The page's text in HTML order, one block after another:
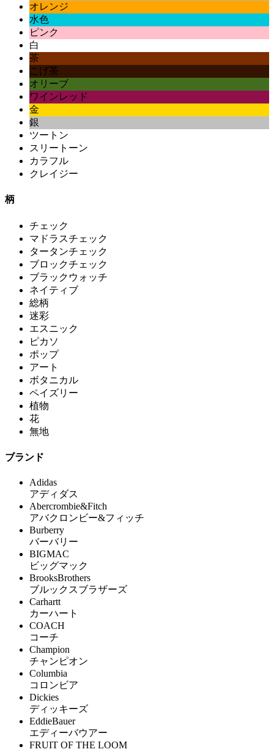
オレンジ
水色
ピンク
白
茶
こげ茶
オリーブ
ワインレッド
金
銀
ツートン
スリートーン
カラフル
クレイジー
柄
チェック
マドラスチェック
タータンチェック
ブロックチェック
ブラックウォッチ
ネイティブ
総柄
迷彩
エスニック
ピカソ
ポップ
アート
ボタニカル
ペイズリー
植物
花
無地
ブランド
Adidas
アディダス
Abercrombie&Fitch
アバクロンビー&フィッチ
Burberry
バーバリー
BIGMAC
ビッグマック
BrooksBrothers
ブルックスブラザーズ
Carhartt
カーハート
COACH
コーチ
Champion
チャンピオン
Columbia
コロンビア
Dickies
ディッキーズ
EddieBauer
エディーバウアー
FRUIT OF THE LOOM